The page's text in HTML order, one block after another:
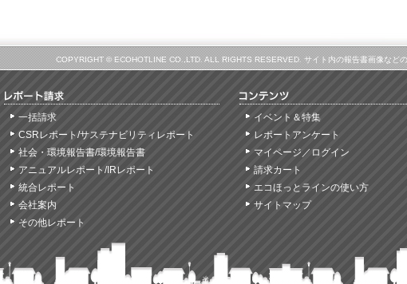
COPYRIGHT © ECOHOTLINE CO.,LTD. ALL RIGHTS RESERVED. サイト内の報告書画像など
一括請求
CSRレポート/サステナビリティレポート
社会・環境報告書/環境報告書
アニュアルレポート/IRレポート
統合レポート
会社案内
その他レポート
イベント＆特集
レポートアンケート
マイページ／ログイン
請求カート
エコほっとラインの使い方
サイトマップ